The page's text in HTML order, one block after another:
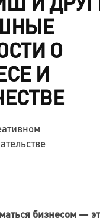
О
И
бизнесом —